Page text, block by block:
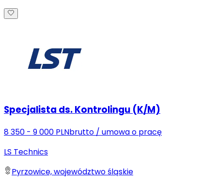
Specjalista ds. Kontrolingu (K/M)
8 350 - 9 000 PLNbrutto / umowa o pracę
LS Technics
Pyrzowice, województwo śląskie